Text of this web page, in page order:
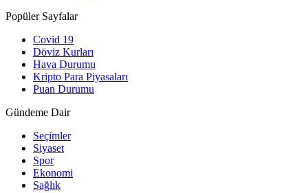
Popüler Sayfalar
Covid 19
Döviz Kurları
Hava Durumu
Kripto Para Piyasaları
Puan Durumu
Gündeme Dair
Seçimler
Siyaset
Spor
Ekonomi
Sağlık